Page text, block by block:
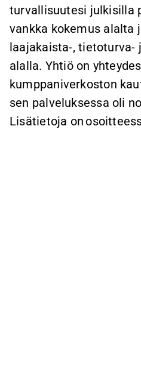
turvallisuutesi julkisilla
vankka kokemus alalta
laajakaista-, tietoturva-
alalla. Yhtiö on
kumppaniverkoston
sen palveluksessa oli
Lisätietoja on